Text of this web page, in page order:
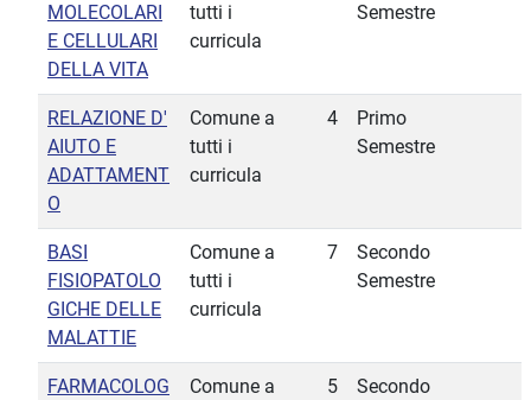
MOLECOLARI
E CELLULARI
DELLA VITA
tutti i
curricula
Semestre
RELAZIONE D'
AIUTO E
ADATTAMENT
O
Comune a
tutti i
curricula
4
Primo
Semestre
BASI
FISIOPATOLO
GICHE DELLE
MALATTIE
Comune a
tutti i
curricula
7
Secondo
Semestre
FARMACOLOG
Comune a
5
Secondo